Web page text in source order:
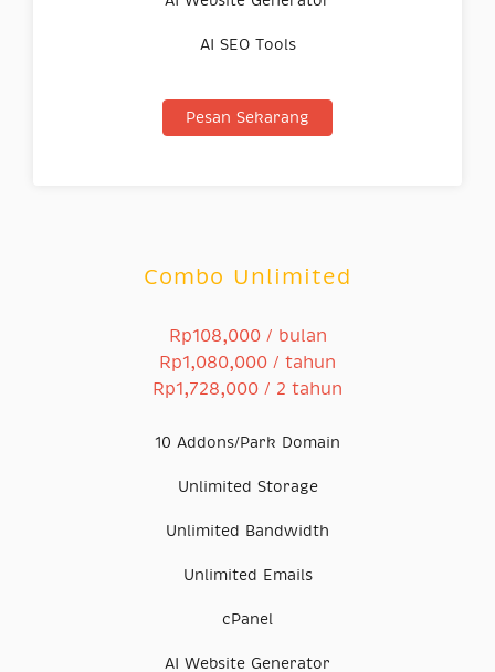
AI SEO Tools
Pesan Sekarang
Combo Unlimited
Rp108,000 / bulan
Rp1,080,000 / tahun
Rp1,728,000 / 2 tahun
10 Addons/Park Domain
Unlimited Storage
Unlimited Bandwidth
Unlimited Emails
cPanel
AI Website Generator